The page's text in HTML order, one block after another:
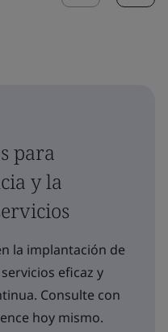
para
y la
la implantación de
eficaz y
Consulte con
hoy mismo.